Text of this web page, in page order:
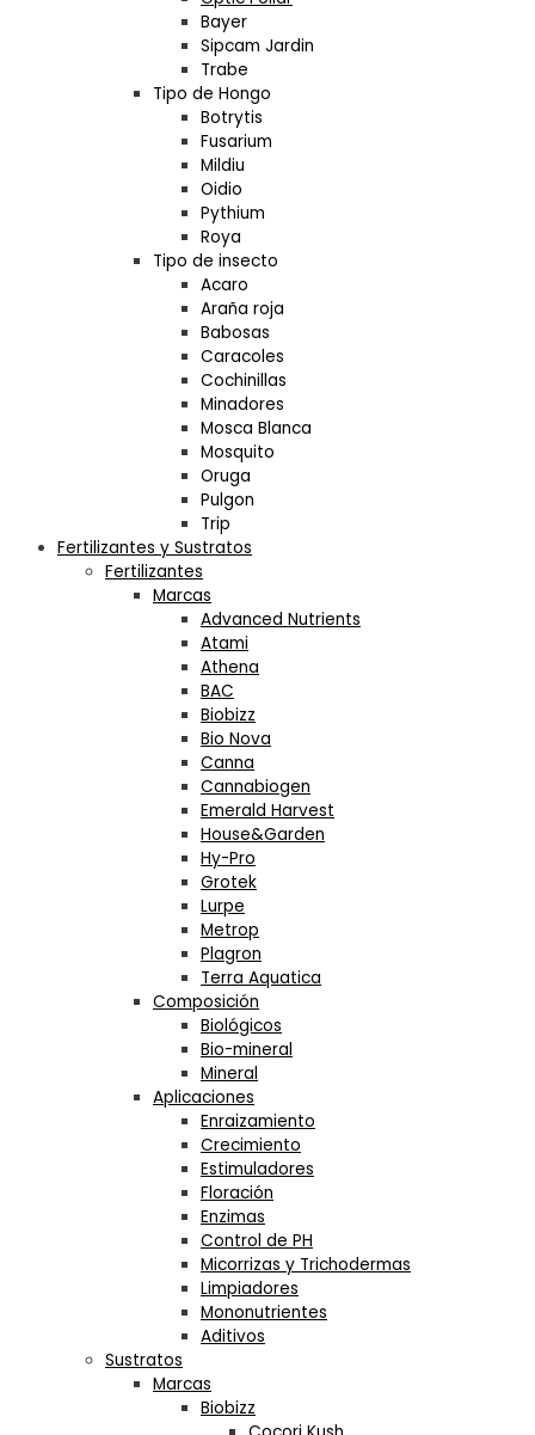
Bayer
Sipcam Jardin
Trabe
Tipo de Hongo
Botrytis
Fusarium
Mildiu
Oidio
Pythium
Roya
Tipo de insecto
Acaro
Araña roja
Babosas
Caracoles
Cochinillas
Minadores
Mosca Blanca
Mosquito
Oruga
Pulgon
Trip
Fertilizantes y Sustratos
Fertilizantes
Marcas
Advanced Nutrients
Atami
Athena
BAC
Biobizz
Bio Nova
Canna
Cannabiogen
Emerald Harvest
House&Garden
Hy-Pro
Grotek
Lurpe
Metrop
Plagron
Terra Aquatica
Composición
Biológicos
Bio-mineral
Mineral
Aplicaciones
Enraizamiento
Crecimiento
Estimuladores
Floración
Enzimas
Control de PH
Micorrizas y Trichodermas
Limpiadores
Mononutrientes
Aditivos
Sustratos
Marcas
Biobizz